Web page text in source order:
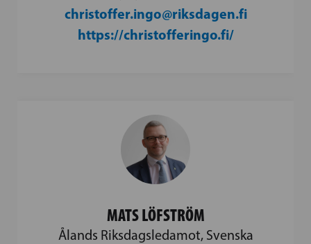
christoffer.ingo@riksdagen.fi
https://christofferingo.fi/
MATS LÖFSTRÖM
Ålands Riksdagsledamot, Svenska